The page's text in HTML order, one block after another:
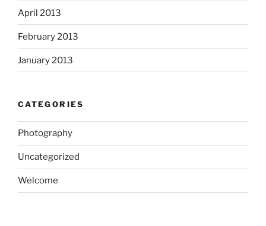
April 2013
February 2013
January 2013
CATEGORIES
Photography
Uncategorized
Welcome